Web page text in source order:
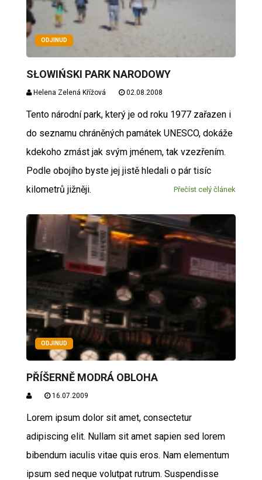
ODJINUD
SŁOWIŃSKI PARK NARODOWY
Helena Zelená Křížová 02.08.2008
Tento národní park, který je od roku 1977 zařazen i
do seznamu chráněných památek UNESCO, dokáže
kdekoho zmást jak svým jménem, tak vzezřením.
Podle obojího byste jej jistě hledali o pár tisíc
kilometrů jižněji.
Přečíst celý článek
ODJINUD
PŘÍŠERNĚ MODRÁ OBLOHA
16.07.2009
Lorem ipsum dolor sit amet, consectetur
adipiscing elit. Nullam sit amet sapien sed lorem
bibendum iaculis vitae quis eros. Nam elementum
ipsum sed neque volutpat rutrum. Suspendisse